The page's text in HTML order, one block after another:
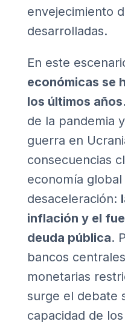
envejecimiento
desarrolladas.
En este
económicas se
los últimos años
de la pandemia
guerra en
consecuencias
economía
desaceleración:
inflación y el
deuda pública.
bancos
monetarias
surge el debate
capacidad de